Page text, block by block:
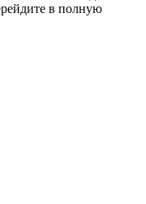
в полную